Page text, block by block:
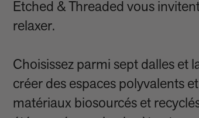
Etched & Threaded vous
relaxer.
Choisissez parmi sept dalles et
créer des espaces polyvalents
matériaux biosourcés et